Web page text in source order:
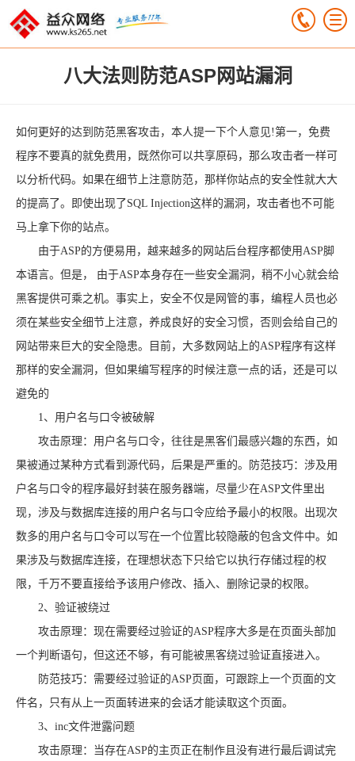
八大法则防范ASP网站漏洞
如何更好的达到防范黑客攻击，本人提一下个人意见!第一，免费
程序不要真的就免费用，既然你可以共享原码，那么攻击者一样可
以分析代码。如果在细节上注意防范，那样你站点的安全性就大大
的提高了。即使出现了SQL Injection这样的漏洞，攻击者也不可能
马上拿下你的站点。
由于ASP的方便易用，越来越多的网站后台程序都使用ASP脚
本语言。但是， 由于ASP本身存在一些安全漏洞，稍不小心就会给
黑客提供可乘之机。事实上，安全不仅是网管的事，编程人员也必
须在某些安全细节上注意，养成良好的安全习惯，否则会给自己的
网站带来巨大的安全隐患。目前，大多数网站上的ASP程序有这样
那样的安全漏洞，但如果编写程序的时候注意一点的话，还是可以
避免的
1、用户名与口令被破解
攻击原理：用户名与口令，往往是黑客们最感兴趣的东西，如
果被通过某种方式看到源代码，后果是严重的。防范技巧：涉及用
户名与口令的程序最好封装在服务器端，尽量少在ASP文件里出
现，涉及与数据库连接的用户名与口令应给予最小的权限。出现次
数多的用户名与口令可以写在一个位置比较隐蔽的包含文件中。如
果涉及与数据库连接，在理想状态下只给它以执行存储过程的权
限，千万不要直接给予该用户修改、插入、删除记录的权限。
2、验证被绕过
攻击原理：现在需要经过验证的ASP程序大多是在页面头部加
一个判断语句，但这还不够，有可能被黑客绕过验证直接进入。
防范技巧：需要经过验证的ASP页面，可跟踪上一个页面的文
件名，只有从上一页面转进来的会话才能读取这个页面。
3、inc文件泄露问题
攻击原理：当存在ASP的主页正在制作且没有进行最后调试完